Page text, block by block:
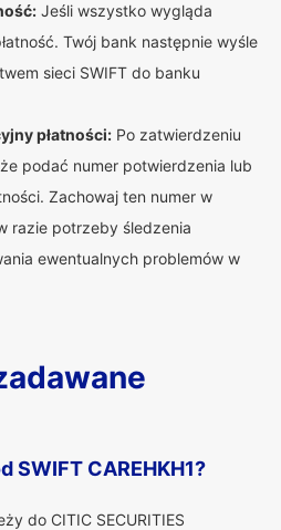
Jeśli wszystko wygląda
Twój bank następnie wyśle
sieci SWIFT do banku
płatności: Po zatwierdzeniu
podać numer potwierdzenia lub
Zachowaj ten numer w
razie potrzeby śledzenia
ewentualnych problemów w
SWIFT CAREHKH1?
do CITIC SECURITIES